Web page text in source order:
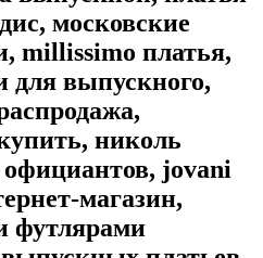
московские
millissimo платья,
для выпускного,
николь
официантов, jovani
магазин,
футлярами